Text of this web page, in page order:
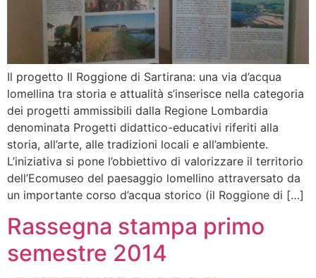
Il progetto Il Roggione di Sartirana: una via d’acqua
lomellina tra storia e attualità s’inserisce nella categoria
dei progetti ammissibili dalla Regione Lombardia
denominata Progetti didattico-educativi riferiti alla
storia, all’arte, alle tradizioni locali e all’ambiente.
L’iniziativa si pone l’obbiettivo di valorizzare il territorio
dell’Ecomuseo del paesaggio lomellino attraversato da
un importante corso d’acqua storico (il Roggione di […]
Rassegna stampa primo
semestre 2014